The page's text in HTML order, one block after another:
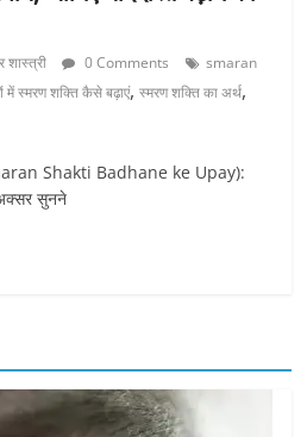
शास्त्री 0 Comments
smaran
में स्मरण शक्ति कैसे बढ़ाएं,स्मरण शक्ति का अर्थ,
Shakti Badhane ke Upay):
अक्सर सुनने